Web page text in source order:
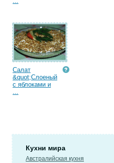
Салат
&quot;Слоеный
с яблоками и
...
Кухни мира
Австралийская кухня